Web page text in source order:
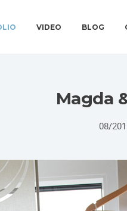
VIDEO BLOG
Magda
08/